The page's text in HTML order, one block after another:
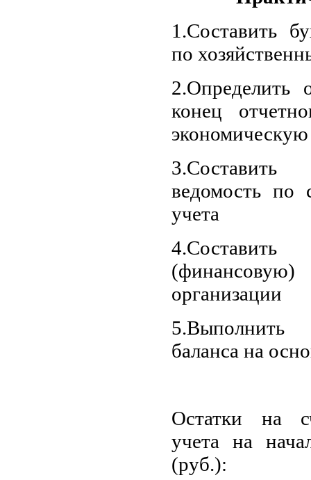
1.Составить
по
2.Определить
конец
ведомость по
учета
организации
5.Выполнить
баланса на
Остатки на
учета на
(руб.):